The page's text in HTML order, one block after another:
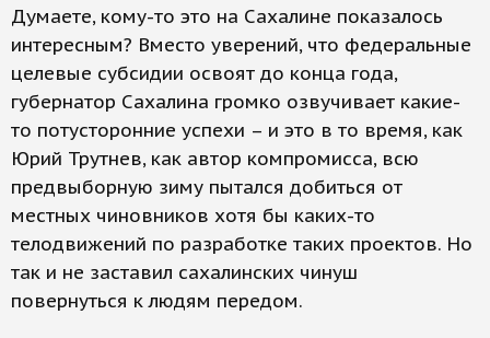
Думаете, кому-то это на Сахалине показалось
интересным? Вместо уверений, что федеральные
целевые субсидии освоят до конца года,
губернатор Сахалина громко озвучивает какие-
то потусторонние успехи – и это в то время, как
Юрий Трутнев, как автор компромисса, всю
предвыборную зиму пытался добиться от
местных чиновников хотя бы каких-то
телодвижений по разработке таких проектов. Но
так и не заставил сахалинских чинуш
повернуться к людям передом.